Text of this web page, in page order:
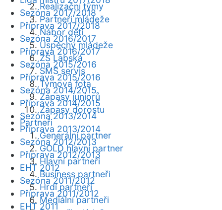
Realizační týmy
Partneři mládeže
Nábor dětí
Úspěchy mládeže
ZŠ Labská
SMS servis
Týmová fota
Zápasy juniorů
Zápasy dorostu
Partneři
Generální partner
GOLD hlavní partner
Hlavní partneři
Business partneři
Hrdí partneři
Mediální partneři
Sezóna 2017/2018
Příprava 2017/2018
Sezóna 2016/2017
Příprava 2016/2017
Sezóna 2015/2016
Příprava 2015/2016
Sezóna 2014/2015
Příprava 2014/2015
Sezóna 2013/2014
Příprava 2013/2014
Sezóna 2012/2013
Příprava 2012/2013
EHT 2012
Sezóna 2011/2012
Příprava 2011/2012
EHT 2011